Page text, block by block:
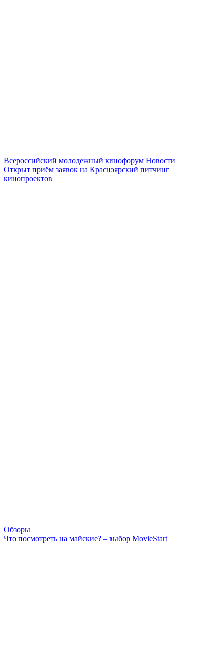
Всероссийский молодежный кинофорум Новости
Открыт приём заявок на Красноярский питчинг
кинопроектов
Обзоры
Что посмотреть на майские? – выбор MovieStart